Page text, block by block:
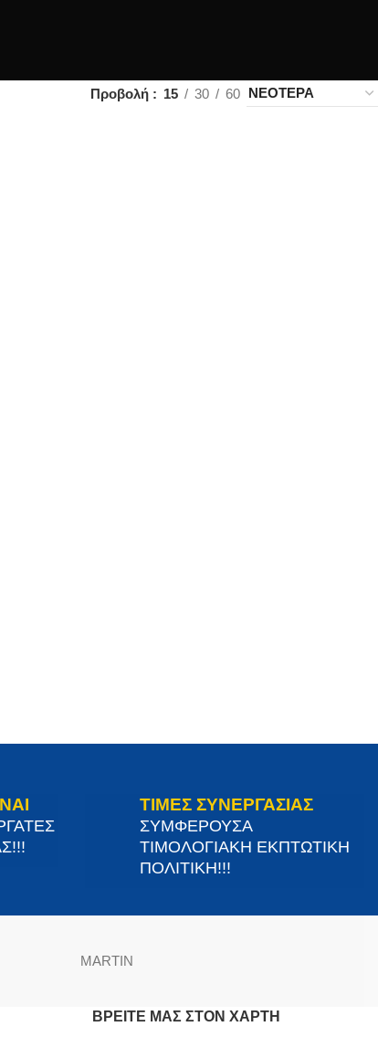
Προβολή 15 30 60
ΤΙΜΕΣ ΣΥΝΕΡΓΑΣΙΑΣ
ΣΥΜΦΕΡΟΥΣΑ
ΤΙΜΟΛΟΓΙΑΚΗ ΕΚΠΤΩΤΙΚΗ
ΠΟΛΙΤΙΚΗ!!!
MARTIN
ΒΡΕΊΤΕ ΜΑΣ ΣΤΟΝ ΧΆΡΤΗ